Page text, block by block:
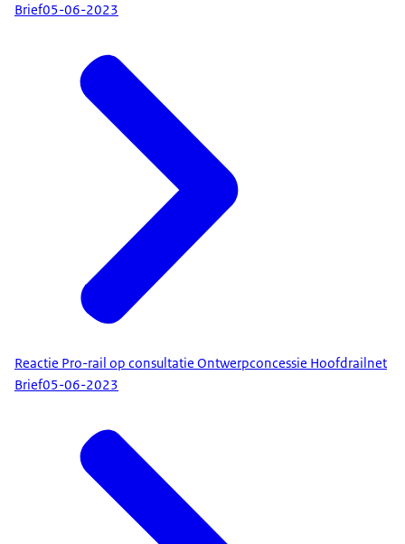
Brief05-06-2023
Reactie Pro-rail op consultatie Ontwerpconcessie Hoofdrailnet
Brief05-06-2023